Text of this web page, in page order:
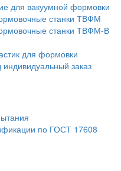
для вакуумной формовки
станки ТВФМ
станки ТВФМ-В
для формовки
заказ
по ГОСТ 17608